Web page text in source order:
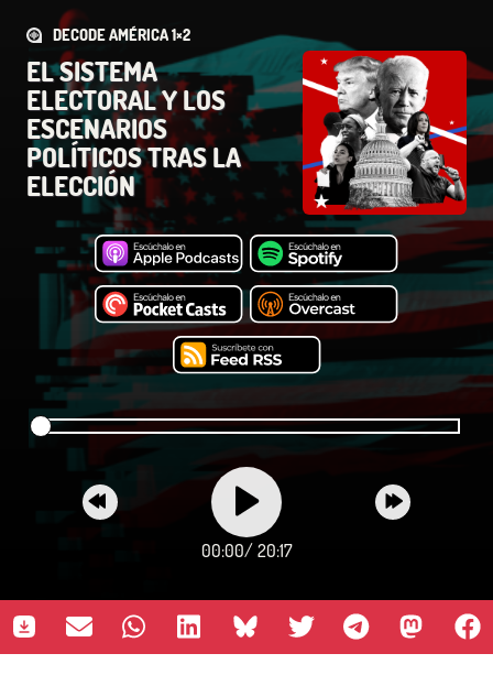
DECODE AMÉRICA 1×2
EL SISTEMA
ELECTORAL Y LOS
ESCENARIOS
POLÍTICOS TRAS LA
ELECCIÓN
00:00/ 20:17